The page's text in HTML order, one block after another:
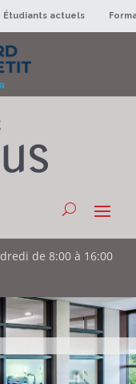
Étudiants actuels
de 8:00 à 16:00